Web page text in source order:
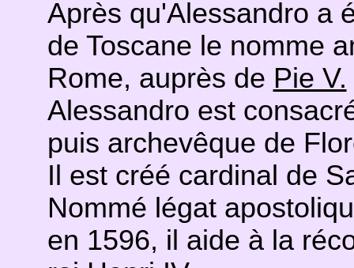
Après qu'Alessandro a
de Toscane le nomme
Rome, auprès de Pie V.
Alessandro est
puis archevêque de
Il est créé cardinal de
Nommé légat
en 1596, il aide à la